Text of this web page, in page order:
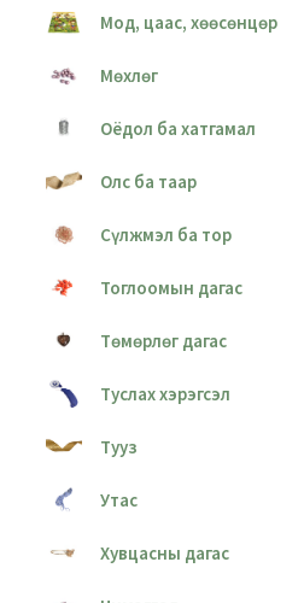
Мод, цаас, хөөсөнцөр
Мөхлөг
Оёдол ба хатгамал
Олс ба таар
Сүлжмэл ба тор
Тоглоомын дагас
Төмөрлөг дагас
Туслах хэрэгсэл
Тууз
Утас
Хувцасны дагас